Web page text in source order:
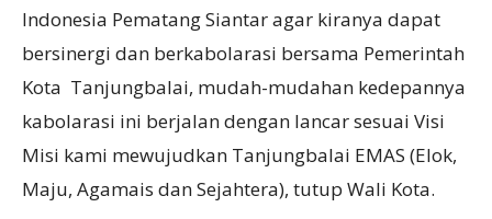
Indonesia Pematang Siantar agar kiranya dapat
bersinergi dan berkabolarasi bersama Pemerintah
Kota Tanjungbalai, mudah-mudahan kedepannya
kabolarasi ini berjalan dengan lancar sesuai Visi
Misi kami mewujudkan Tanjungbalai EMAS (Elok,
Maju, Agamais dan Sejahtera), tutup Wali Kota.